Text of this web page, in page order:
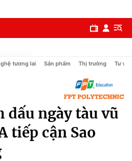
tương lai Sản phẩm Thị trường Tư vấn
dấu ngày tàu vũ
tiếp cận Sao